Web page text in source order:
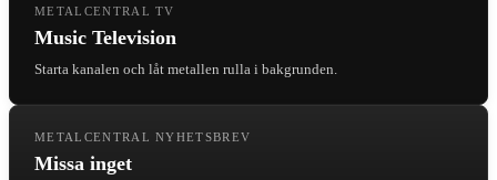
METALCENTRAL TV
Music Television
Starta kanalen och låt metallen rulla i bakgrunden.
METALCENTRAL NYHETSBREV
Missa inget